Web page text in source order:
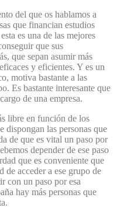
del que os hablamos a
que financian estudios
es una de las mejores
que sus
que sepan asumir más
y eficientes. Y es un
motiva bastante a las
Es bastante interesante que
de una empresa.
libre en función de los
dispongan las personas que
de que es vital un paso por
depender de ese paso
que es conveniente que
de acceder a ese grupo de
con un paso por esa
hay más personas que